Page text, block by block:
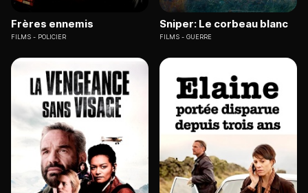
Frères ennemis
FILMS POLICIER
Sniper: Le corbeau blanc
FILMS GUERRE